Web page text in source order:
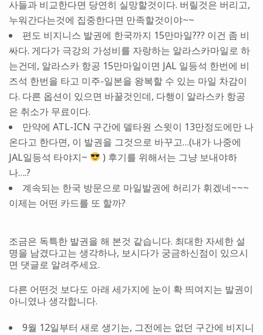
사들과 비교한다면 당연히 실망할것이다. 버릴것은 버리고,
누워간다는것에 집중한다면 만족할것이야~~
편도 비지니스 발권에 한국까지 15만마일??? 이건 좀 비
싸다. 게다가 극강의 가성비를 자랑하는 알라스카마일로 하
는건데, 알라스카 항공 15만마일이면 JAL 일등석 한번에 비
즈석 한번을 타고 미주-일본을 왕복할 수 있는 마일 차감이
다. 다른 옵션이 있으면 바꿀것인데, 다행이 알라스카 항공
은 취소가 무료이다.
만약에 ATL-ICN 구간에 델타원 스윗이 13만정도에만 나
온다고 한다면, 이 발권을 그것으로 바꾸고…(내가 나중에
JAL일등석 타야지~
) 후기를 위해서는 그냥 보내야하
나….?
계속되는 한국 방문으로 마일발권에 허리가 휘겠네~~~
이제는 어떤 카드를 또 할까?
조금은 독특한 발권을 해 본것 같습니다. 최대한 자세한 설
명을 남겼다고는 생각하나, 보시다가 궁금하신점이 있으시
면 댓글로 알려주세요.
다른 어떤것 보다도 아래 세가지에 눈이 확 띄여지는 발권이
아니였나 생각합니다.
9월 12일부터 새로 생기는, 그전에는 없던 구간에 비지니